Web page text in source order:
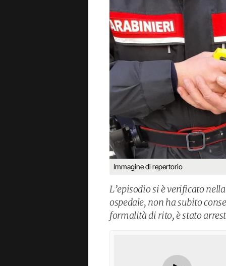
Immagine di repertorio
L’episodio si è verificato
ospedale, non ha subito
formalità di rito, è stato